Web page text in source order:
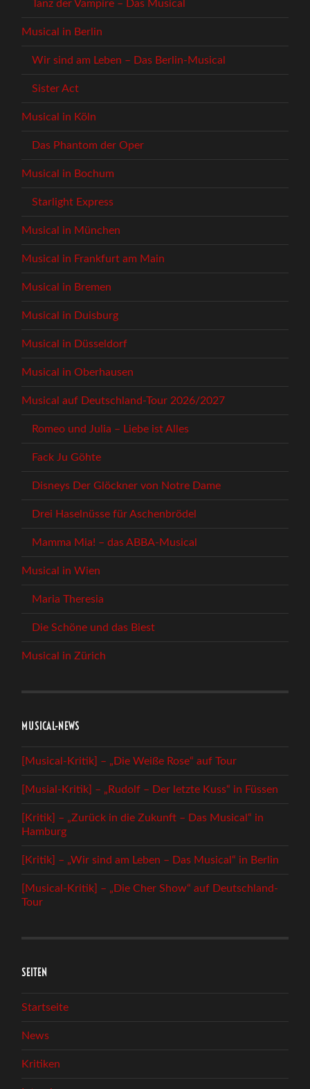
Tanz der Vampire – Das Musical
Musical in Berlin
Wir sind am Leben – Das Berlin-Musical
Sister Act
Musical in Köln
Das Phantom der Oper
Musical in Bochum
Starlight Express
Musical in München
Musical in Frankfurt am Main
Musical in Bremen
Musical in Duisburg
Musical in Düsseldorf
Musical in Oberhausen
Musical auf Deutschland-Tour 2026/2027
Romeo und Julia – Liebe ist Alles
Fack Ju Göhte
Disneys Der Glöckner von Notre Dame
Drei Haselnüsse für Aschenbrödel
Mamma Mia! – das ABBA-Musical
Musical in Wien
Maria Theresia
Die Schöne und das Biest
Musical in Zürich
MUSICAL-NEWS
[Musical-Kritik] – „Die Weiße Rose“ auf Tour
[Musial-Kritik] – „Rudolf – Der letzte Kuss“ in Füssen
[Kritik] – „Zurück in die Zukunft – Das Musical“ in
Hamburg
[Kritik] – „Wir sind am Leben – Das Musical“ in Berlin
[Musical-Kritik] – „Die Cher Show“ auf Deutschland-
Tour
SEITEN
Startseite
News
Kritiken